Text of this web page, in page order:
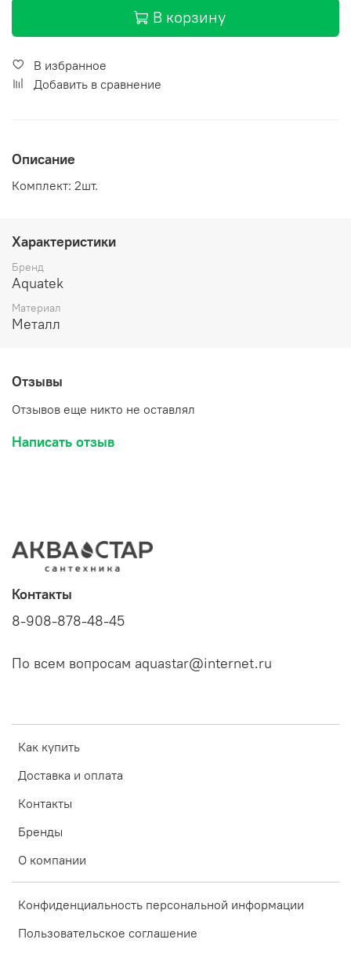
В корзину
В избранное
Добавить в сравнение
Описание
Комплект: 2шт.
Характеристики
Бренд
Aquatek
Материал
Металл
Отзывы
Отзывов еще никто не оставлял
Написать отзыв
Как купить
Доставка и оплата
Контакты
Бренды
О компании
Конфиденциальность персональной информации
Пользовательское соглашение
Контакты
8-908-878-48-45
По всем вопросам aquastar@internet.ru